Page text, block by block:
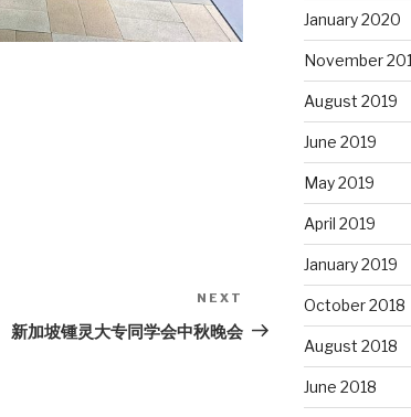
Post
NEXT
新加坡锺灵大专同学会中秋晚会
January 2020
November
August 2019
June 2019
May 2019
April 2019
January 2019
October 2018
August 2018
June 2018